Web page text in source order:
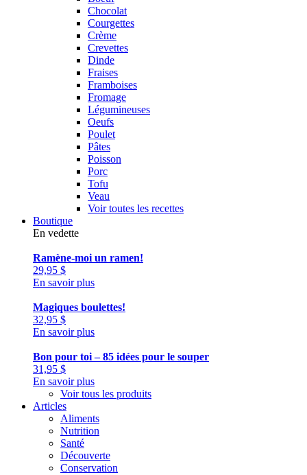
Chocolat
Courgettes
Crème
Crevettes
Dinde
Fraises
Framboises
Fromage
Légumineuses
Oeufs
Poulet
Pâtes
Poisson
Porc
Tofu
Veau
Voir toutes les recettes
Boutique
En vedette
Ramène-moi un ramen!
29,95 $
En savoir plus
Magiques boulettes!
32,95 $
En savoir plus
Bon pour toi – 85 idées pour le souper
31,95 $
En savoir plus
Voir tous les produits
Articles
Aliments
Nutrition
Santé
Découverte
Conservation